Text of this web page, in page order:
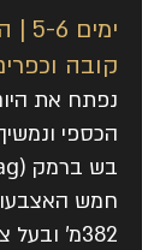
קובה
נפתח את
הכספי
חמש
382מ'